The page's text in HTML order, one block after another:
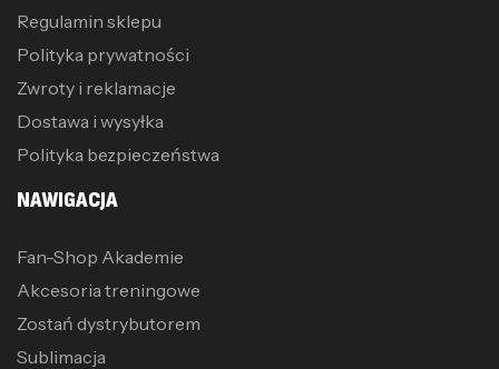
Regulamin sklepu
Polityka prywatności
Zwroty i reklamacje
Dostawa i wysyłka
Polityka bezpieczeństwa
NAWIGACJA
Fan-Shop Akademie
Akcesoria treningowe
Zostań dystrybutorem
Sublimacja